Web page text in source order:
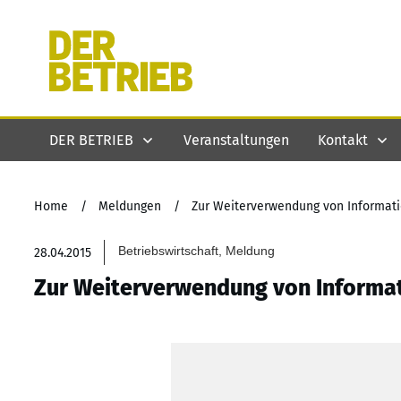
DER BETRIEB Veranstaltungen Kontakt
Home / Meldungen / Zur Weiterverwendung von
28.04.2015 Betriebswirtschaft, Meldung
Zur Weiterverwendung von